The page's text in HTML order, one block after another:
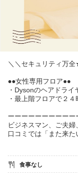
＼＼セキュリティ万
●●女性専用フロア●●
・Dysonのヘアドライ
・最上階フロアで２
ーーーーーーーーー
ビジネスマン、ご夫婦
口コミでは「また来た
チェックアウトは余
リニューアルした清潔
別空調で快適！
食事なし